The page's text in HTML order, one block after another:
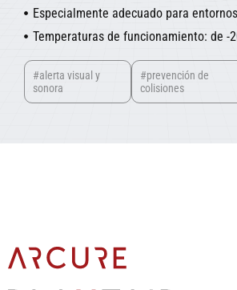
Especialmente adecuado para
Temperaturas de funcionamiento: de -
#alerta visual y
sonora
#prevención de
colisiones